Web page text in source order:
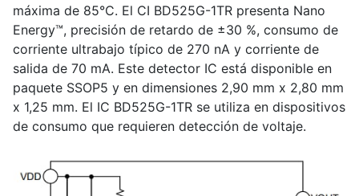
máxima de 85°C. El CI BD525G-1TR presenta Nano
Energy™, precisión de retardo de ±30 %, consumo de
corriente ultrabajo típico de 270 nA y corriente de
salida de 70 mA. Este detector IC está disponible en
paquete SSOP5 y en dimensiones 2,90 mm x 2,80 mm
x 1,25 mm. El IC BD525G-1TR se utiliza en dispositivos
de consumo que requieren detección de voltaje.